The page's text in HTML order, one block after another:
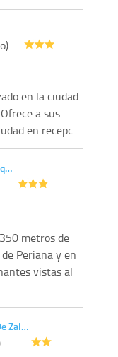
en la ciudad
a sus
en recepc...
metros de
Periana y en
vistas al
Zal…